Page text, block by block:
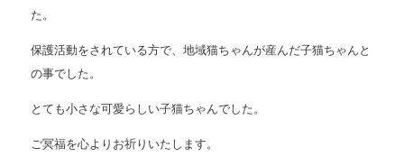
た。
保護活動をされている方で、地域猫ちゃんが産んだ子猫ちゃんと
の事でした。
とても小さな可愛らしい子猫ちゃんでした。
ご冥福を心よりお祈りいたします。